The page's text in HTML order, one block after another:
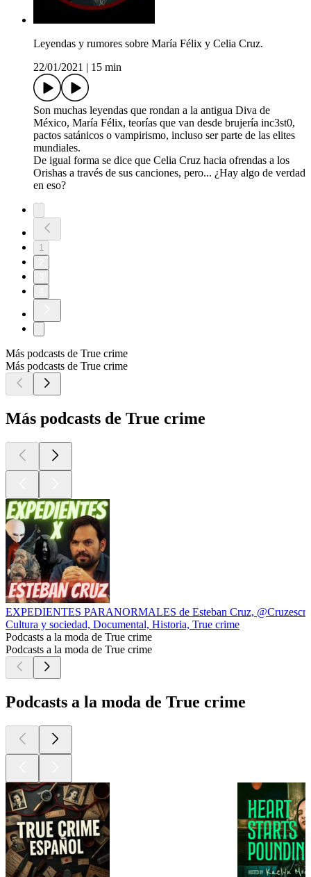
Leyendas y rumores sobre María Félix y Celia Cruz.
22/01/2021
15 min
Son muchas leyendas que rondan a la antigua Diva de
México, María Félix, teorías que van desde brujería inc3st0,
pactos satánicos o vampirismo, incluso ser parte de las elites
mundiales.
De igual forma se dice que Celia Cruz hacia ofrendas a los
Orishas a través de sus canciones, pero... ¿Hay algo de verdad
en eso?
1
Más podcasts de True crime
Más podcasts de True crime
Más podcasts de True crime
EXPEDIENTES PARANORMALES de Esteban Cruz,
Cultura y sociedad, Documental, Historia, True crime
Podcasts a la moda de True crime
Podcasts a la moda de True crime
Podcasts a la moda de True crime